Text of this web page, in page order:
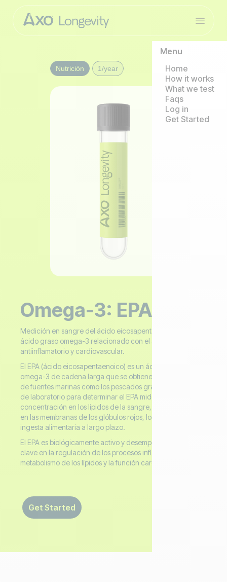
Menu
Home
How it works
What we test
Faqs
Log in
Get Started
Omega-3: EPA
Medición en sangre del ácido eicosapentaenoico (EPA), un
ácido graso omega-3 relacionado con el apoyo
antiinflamatorio y cardiovascular.
El EPA (ácido eicosapentaenoico) es un ácido graso
omega-3 de cadena larga que se obtiene principalmente
de fuentes marinas como los pescados grasos. Una prueba
de laboratorio para determinar el EPA mide su
concentración en los lípidos de la sangre, con frecuencia
en las membranas de los glóbulos rojos, lo que refleja la
ingesta alimentaria a largo plazo.
El EPA es biológicamente activo y desempeña un papel
clave en la regulación de los procesos inflamatorios, el
metabolismo de los lípidos y la función cardiovascular.
Get Started
Nutrición 1/year